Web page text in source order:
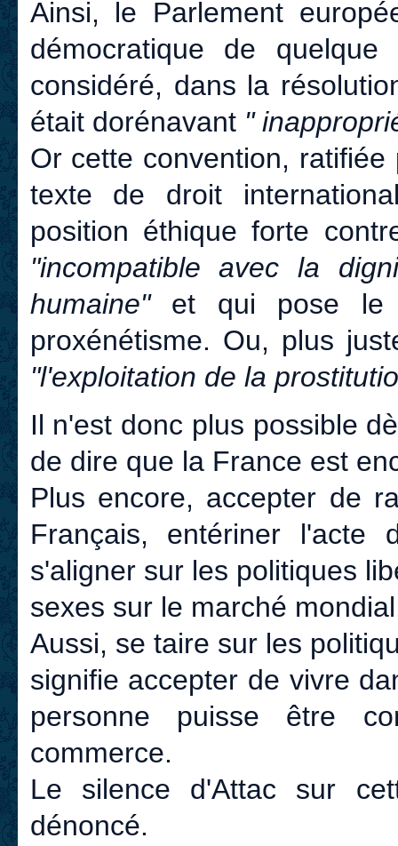
Ainsi, le Parlement
démocratique de
considéré, dans la
était dorénavant "
Or cette convention,
texte de droit
position éthique forte
"incompatible avec la
humaine" et qui pose le
proxénétisme. Ou, plus
"l'exploitation de la
Il n'est donc plus possible
de dire que la France est
Plus encore, accepter de
Français, entériner l'acte
s'aligner sur les politiques
sexes sur le marché
Aussi, se taire sur les
signifie accepter de vivre
personne
puisse être
commerce.
Le silence d'Attac sur
dénoncé.